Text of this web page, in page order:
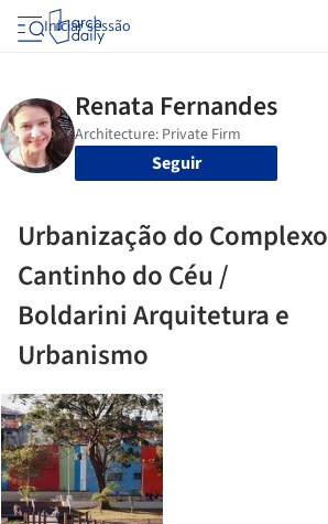
Iniciar sessão
Seguir
Urbanização do Complexo
Cantinho do Céu /
Boldarini Arquitetura e
Urbanismo